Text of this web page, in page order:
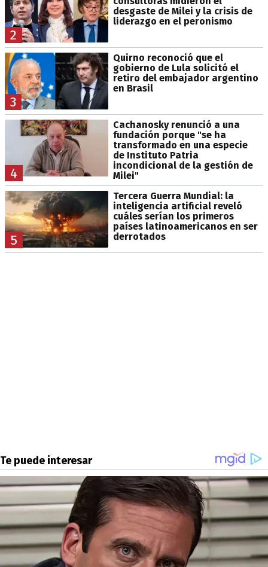
2
desgaste de Milei y la crisis de
liderazgo en el peronismo
3
Quirno reconoció que el
gobierno de Lula solicitó el
retiro del embajador argentino
en Brasil
4
Cachanosky renunció a una
fundación porque "se ha
transformado en una especie
de Instituto Patria
incondicional de la gestión de
Milei"
5
Tercera Guerra Mundial: la
inteligencia artificial reveló
cuáles serían los primeros
países latinoamericanos en ser
derrotados